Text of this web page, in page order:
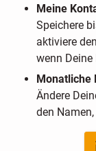
Meine
Speichere
aktiviere
wenn Deine
Monatliche
Ändere
den